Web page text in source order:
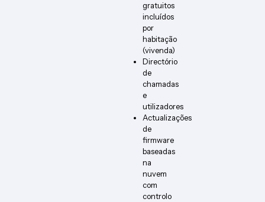
gratuitos
incluídos
por
habitação
(vivenda)
Directório
de
chamadas
e
utilizadores
Actualizações
de
firmware
baseadas
na
nuvem
com
controlo